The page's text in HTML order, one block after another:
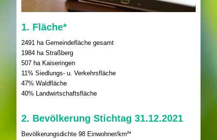
1. Fläche*
2491 ha Gemeindefläche gesamt
1984 ha Straßberg
507 ha Kaiseringen
11% Siedlungs- u. Verkehrsfläche
47% Waldfläche
40% Landwirtschaftsfläche
2. Bevölkerung Stichtag 31.12.2021
Bevölkerungsdichte 98 Einwohner/km²*